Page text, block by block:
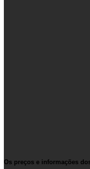
Os preços e informações